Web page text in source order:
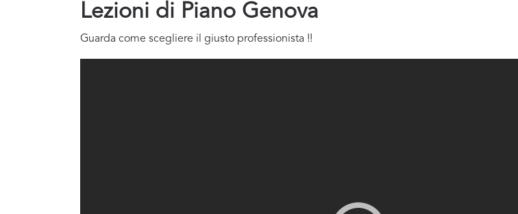
Lezioni di Piano Genova
Guarda come scegliere il giusto professionista !!